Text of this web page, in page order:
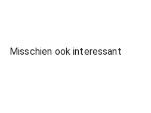
Misschien ook interessant